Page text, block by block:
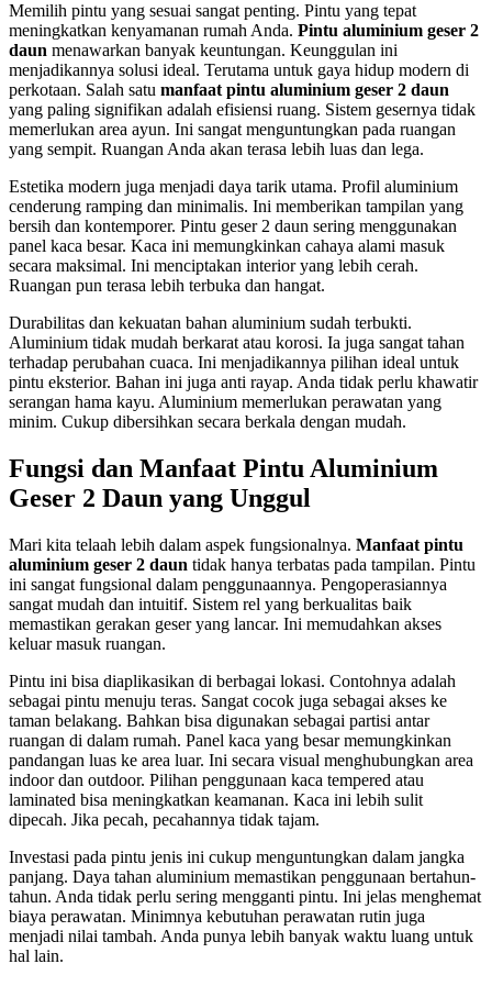
Memilih pintu yang sesuai sangat penting. Pintu yang tepat
meningkatkan kenyamanan rumah Anda. Pintu aluminium geser 2
daun menawarkan banyak keuntungan. Keunggulan ini
menjadikannya solusi ideal. Terutama untuk gaya hidup modern di
perkotaan. Salah satu manfaat pintu aluminium geser 2 daun
yang paling signifikan adalah efisiensi ruang. Sistem gesernya tidak
memerlukan area ayun. Ini sangat menguntungkan pada ruangan
yang sempit. Ruangan Anda akan terasa lebih luas dan lega.
Estetika modern juga menjadi daya tarik utama. Profil aluminium
cenderung ramping dan minimalis. Ini memberikan tampilan yang
bersih dan kontemporer. Pintu geser 2 daun sering menggunakan
panel kaca besar. Kaca ini memungkinkan cahaya alami masuk
secara maksimal. Ini menciptakan interior yang lebih cerah.
Ruangan pun terasa lebih terbuka dan hangat.
Durabilitas dan kekuatan bahan aluminium sudah terbukti.
Aluminium tidak mudah berkarat atau korosi. Ia juga sangat tahan
terhadap perubahan cuaca. Ini menjadikannya pilihan ideal untuk
pintu eksterior. Bahan ini juga anti rayap. Anda tidak perlu khawatir
serangan hama kayu. Aluminium memerlukan perawatan yang
minim. Cukup dibersihkan secara berkala dengan mudah.
Fungsi dan Manfaat Pintu Aluminium
Geser 2 Daun yang Unggul
Mari kita telaah lebih dalam aspek fungsionalnya. Manfaat pintu
aluminium geser 2 daun tidak hanya terbatas pada tampilan. Pintu
ini sangat fungsional dalam penggunaannya. Pengoperasiannya
sangat mudah dan intuitif. Sistem rel yang berkualitas baik
memastikan gerakan geser yang lancar. Ini memudahkan akses
keluar masuk ruangan.
Pintu ini bisa diaplikasikan di berbagai lokasi. Contohnya adalah
sebagai pintu menuju teras. Sangat cocok juga sebagai akses ke
taman belakang. Bahkan bisa digunakan sebagai partisi antar
ruangan di dalam rumah. Panel kaca yang besar memungkinkan
pandangan luas ke area luar. Ini secara visual menghubungkan area
indoor dan outdoor. Pilihan penggunaan kaca tempered atau
laminated bisa meningkatkan keamanan. Kaca ini lebih sulit
dipecah. Jika pecah, pecahannya tidak tajam.
Investasi pada pintu jenis ini cukup menguntungkan dalam jangka
panjang. Daya tahan aluminium memastikan penggunaan bertahun-
tahun. Anda tidak perlu sering mengganti pintu. Ini jelas menghemat
biaya perawatan. Minimnya kebutuhan perawatan rutin juga
menjadi nilai tambah. Anda punya lebih banyak waktu luang untuk
hal lain.